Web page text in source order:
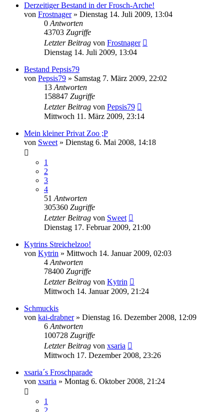
Derzeitiger Bestand in der Frosch-Arche!
von Frostnager» Dienstag 14. Juli 2009, 13:04
0 Antworten
43703 Zugriffe
Letzter Beitrag von Frostnager
Dienstag 14. Juli 2009, 13:04
Bestand Pepsis79
von Pepsis79 » Samstag 7. März 2009, 22:02
13 Antworten
158847 Zugriffe
Letzter Beitrag von Pepsis79
Mittwoch 11. März 2009, 23:14
Mein kleiner Privat Zoo ;P
von Sweet » Dienstag 6. Mai 2008, 14:18
1
2
3
4
51 Antworten
305360 Zugriffe
Letzter Beitrag von Sweet
Dienstag 17. Februar 2009, 21:00
Kytrins Streichelzoo!
von Kytrin » Mittwoch 14. Januar 2009, 02:03
4 Antworten
78400 Zugriffe
Letzter Beitrag von Kytrin
Mittwoch 14. Januar 2009, 21:24
Schmuckis
von kai-drabner» Dienstag 16. Dezember 2008, 12:09
6 Antworten
100728 Zugriffe
Letzter Beitrag von xsaria
Mittwoch 17. Dezember 2008, 23:26
xsaria´s Froschparade
von xsaria » Montag 6. Oktober 2008, 21:24
1
2